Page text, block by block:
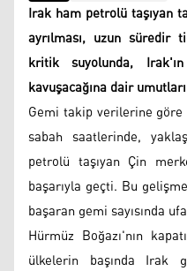
Irak ham petrolü taşıyan
ayrılması, uzun
kritik suyolunda,
kavuşacağına dair
Gemi takip verilerine göre
sabah saatlerinde,
petrolü taşıyan Çin
başarıyla geçti. Bu
başaran gemi sayısında
Hürmüz Boğazı'nın
ülkelerin başında Irak